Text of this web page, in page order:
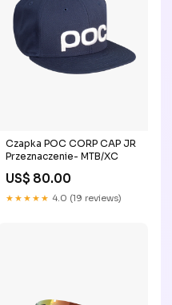
Czapka POC CORP CAP JR
Przeznaczenie- MTB/XC
US$ 80.00
★★★★★ 4.0 (19 reviews)